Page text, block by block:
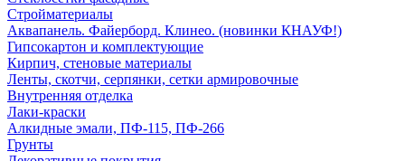
Стройматериалы
Аквапанель. Файерборд. Клинео. (новинки КНАУФ!)
Гипсокартон и комплектующие
Кирпич, стеновые материалы
Ленты, скотчи, серпянки, сетки армировочные
Внутренняя отделка
Лаки-краски
Алкидные эмали, ПФ-115, ПФ-266
Грунты